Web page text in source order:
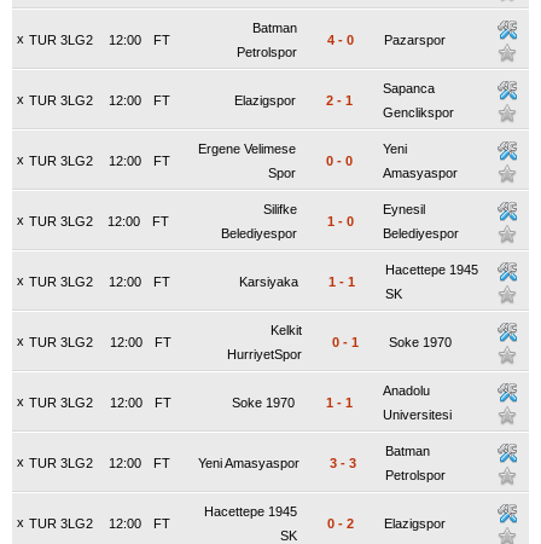
x TUR 3LG2 FT
12:00
Batman
Petrolspor
4 - 0 Pazarspor
x TUR 3LG2 FT
12:00 Elazigspor 2 - 1
Sapanca
Genclikspor
x TUR 3LG2 FT
12:00
Ergene Velimese
Spor
0 - 0
Yeni
Amasyaspor
x TUR 3LG2 FT
12:00
Silifke
Belediyespor
1 - 0
Eynesil
Belediyespor
x TUR 3LG2 FT
12:00 Karsiyaka 1 - 1
Hacettepe 1945
SK
x TUR 3LG2 FT
12:00
Kelkit
HurriyetSpor
0 - 1 Soke 1970
x TUR 3LG2 FT
12:00 Soke 1970 1 - 1
Anadolu
Universitesi
x TUR 3LG2 FT
12:00 Yeni Amasyaspor 3 - 3
Batman
Petrolspor
x TUR 3LG2 FT
12:00
Hacettepe 1945
SK
0 - 2 Elazigspor